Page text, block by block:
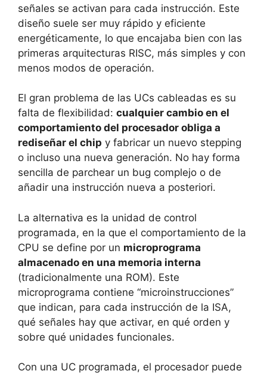
señales se activan para cada instrucción. Este
diseño suele ser muy rápido y eficiente
energéticamente, lo que encajaba bien con las
primeras arquitecturas RISC, más simples y con
menos modos de operación.
El gran problema de las UCs cableadas es su
falta de flexibilidad: cualquier cambio en el
comportamiento del procesador obliga a
rediseñar el chip y fabricar un nuevo stepping
o incluso una nueva generación. No hay forma
sencilla de parchear un bug complejo o de
añadir una instrucción nueva a posteriori.
La alternativa es la unidad de control
programada, en la que el comportamiento de la
CPU se define por un microprograma
almacenado en una memoria interna
(tradicionalmente una ROM). Este
microprograma contiene “microinstrucciones”
que indican, para cada instrucción de la ISA,
qué señales hay que activar, en qué orden y
sobre qué unidades funcionales.
Con una UC programada, el procesador puede